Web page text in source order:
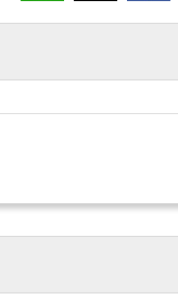
سلامة قواه
الجنائية بمحكمة
بقرية كفر العزازي